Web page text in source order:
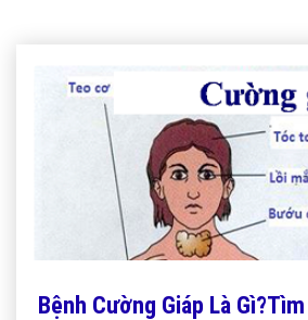
Bệnh Cường Giáp Là